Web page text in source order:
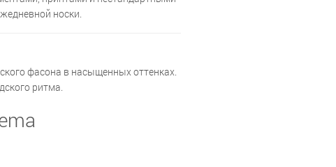
носки.
фасона в насыщенных оттенках.
ритма.